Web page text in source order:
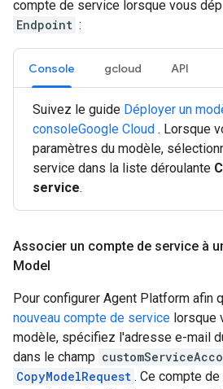
compte de service lorsque vous
Endpoint :
Console gcloud API
Suivez le guide Déployer un
consoleGoogle Cloud . Lorsque
paramètres du modèle,
service dans la liste déroulante
service.
Associer un compte de service à
Model
Pour configurer Agent Platform afin
nouveau compte de service lorsque
modèle, spécifiez l'adresse e-mail
dans le champ
CopyModelRequest . Ce compte